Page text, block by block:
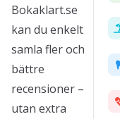
Bokaklart.se
kan du enkelt
samla fler och
bättre
recensioner –
utan extra